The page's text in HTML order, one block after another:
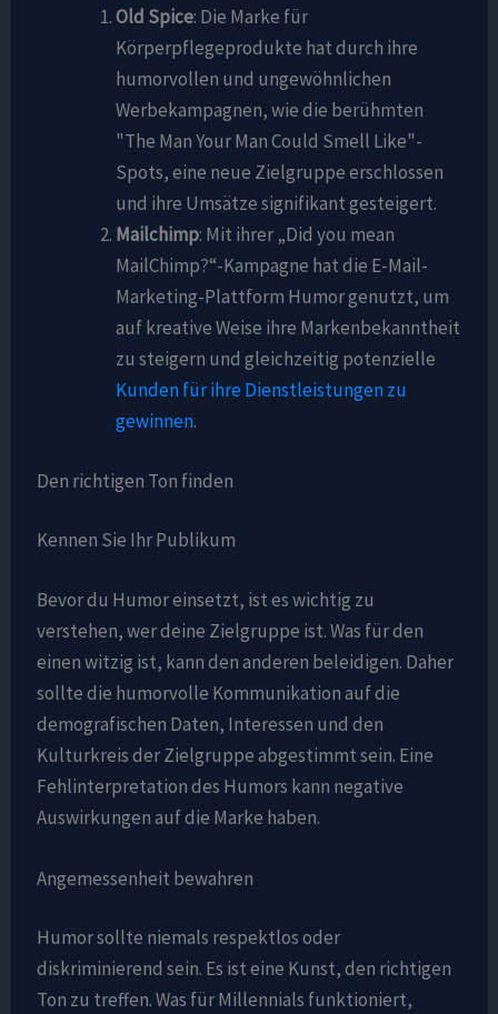
Old Spice: Die Marke für
Körperpflegeprodukte hat durch ihre
humorvollen und ungewöhnlichen
Werbekampagnen, wie die berühmten
"The Man Your Man Could Smell Like"-
Spots, eine neue Zielgruppe erschlossen
und ihre Umsätze signifikant gesteigert.
Mailchimp: Mit ihrer „Did you mean
MailChimp?“-Kampagne hat die E-Mail-
Marketing-Plattform Humor genutzt, um
auf kreative Weise ihre Markenbekanntheit
zu steigern und gleichzeitig potenzielle
Kunden für ihre Dienstleistungen zu
gewinnen.
Den richtigen Ton finden
Kennen Sie Ihr Publikum
Bevor du Humor einsetzt, ist es wichtig zu
verstehen, wer deine Zielgruppe ist. Was für den
einen witzig ist, kann den anderen beleidigen. Daher
sollte die humorvolle Kommunikation auf die
demografischen Daten, Interessen und den
Kulturkreis der Zielgruppe abgestimmt sein. Eine
Fehlinterpretation des Humors kann negative
Auswirkungen auf die Marke haben.
Angemessenheit bewahren
Humor sollte niemals respektlos oder
diskriminierend sein. Es ist eine Kunst, den richtigen
Ton zu treffen. Was für Millennials funktioniert,